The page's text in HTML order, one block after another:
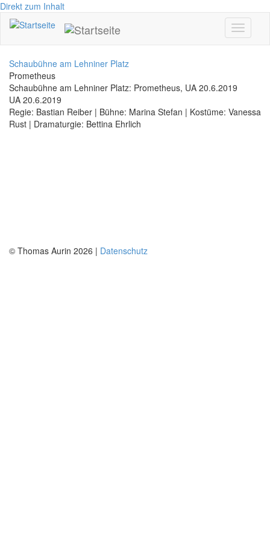
Direkt zum Inhalt
Toggle
Schaubühne am Lehniner Platz
Prometheus
Schaubühne am Lehniner Platz: Prometheus, UA 20.6.2019
UA 20.6.2019
Regie: Bastian Reiber | Bühne: Marina Stefan | Kostüme: Vanessa
Rust | Dramaturgie: Bettina Ehrlich
© Thomas Aurin 2026 | Datenschutz